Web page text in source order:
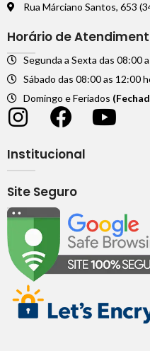
Rua Márciano Santos, 653
Horário de
Segunda a Sexta das 08:00
Sábado das 08:00 as 12:00
Domingo e Feriados
Institucional
Site Seguro